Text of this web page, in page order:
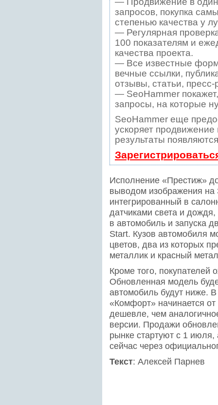
запросов, покупка
степенью качества у
— Регулярная
100 показателям и
качества проекта.
— Все известные
вечные ссылки,
отзывы, статьи,
— SeoHammer
запросы, на которые
SeoHammer еще
ускоряет
результаты
Исполнение «Престиж»
выводом изображения
интегрированный в
датчиками света и
в автомобиль и запуска
Start. Кузов автомобиля
цветов, два из которых
металлик и красный
Кроме того,
Обновленная модель
автомобиль будут ниже.
«Комфорт» начинается
дешевле, чем
версии. Продажи
рынке стартуют с 1 июля,
сейчас через
Текст: Алексей Парнев